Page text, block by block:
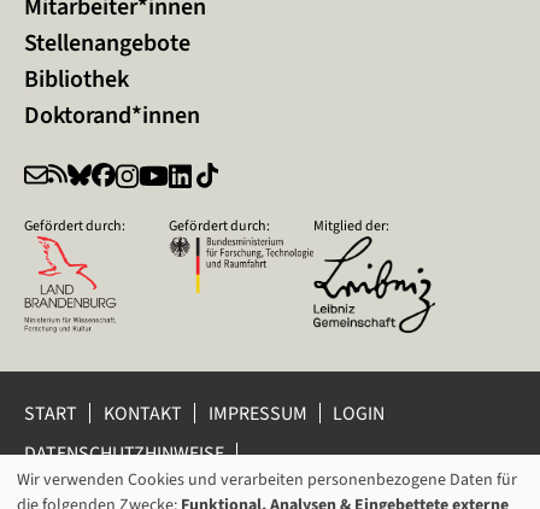
Mitarbeiter*innen
Stellenangebote
Bibliothek
Doktorand*innen
Gefördert durch: Gefördert durch: Mitglied der:
START KONTAKT IMPRESSUM
LOGIN
DATENSCHUTZHINWEISE
DATENSCHUTZ-EINSTELLUNGEN
HINWEISGEBERSCHUTZ
Wir verwenden Cookies und verarbeiten personenbezogene Daten für